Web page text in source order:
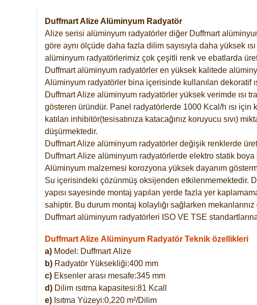
Duffmart Alize Alüminyum Radyatör
Alize serisi alüminyum radyatörler diğer Duffmart
göre aynı ölçüde daha fazla dilim sayısıyla daha yüksek
alüminyum radyatörlerimiz çok çeşitli renk ve ebatlarda
Duffmart alüminyum radyatörler en yüksek kalitede
Alüminyum radyatörler bina içerisinde kullanılan dekoratif
Duffmart Alize alüminyum radyatörler yüksek verimde ısı
gösteren üründür. Panel radyatörlerde 1000 Kcal/h ısı için
katılan inhibitör(tesisatınıza katacağınız koruyucu sıvı)
düşürmektedir.
Duffmart Alize alüminyum radyatörler değişik renklerde
DuffmartAlize alüminyum radyatörlerde elektro statik boya
Alüminyum malzemesi korozyona yüksek dayanım
Su içerisindeki çözünmüş oksijenden etkilenmemektedir.
yapısı sayesinde montaj yapılan yerde fazla yer
sahiptir. Bu durum montaj kolaylığı sağlarken
Duffmart alüminyum radyatörleri ISO VE TSE
Duffmart Alize Alüminyum Radyatör Teknik özellikleri
a) Model: DuffmartAlize
b) Radyatör Yüksekliği:400 mm
c) Eksenler arası mesafe:345 mm
d) Dilim ısıtma kapasitesi:81 Kcall
e) Isıtma Yüzeyi:0,220 m²/Dilim